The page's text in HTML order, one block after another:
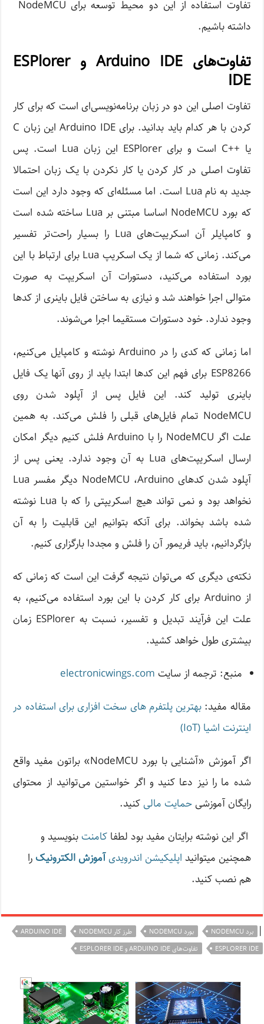
داشته باشیم.
تفاوت‌های Arduino IDE و ESPlorer
IDE
تفاوت اصلی این دو در زبان برنامه‌نویسی‌ای است که برای کار
کردن با هر کدام باید بدانید. برای Arduino IDE این زبان C
یا ++C است و برای ESPlorer این زبان Lua است. پس
تفاوت اصلی در کار کردن یا کار نکردن با یک زبان احتمالا
جدید به نام Lua است. اما مسئله‌ای که وجود دارد این است
که بورد NodeMCU اساسا مبتنی بر Lua ساخته شده است
و کامپایلر آن اسکریپت‌های Lua را بسیار راحت‌تر تفسیر
می‌کند. زمانی که شما از یک اسکریپ Lua برای ارتباط با این
بورد استفاده می‌کنید، دستورات آن اسکریپت به صورت
متوالی اجرا خواهند شد و نیازی به ساختن فایل باینری از کدها
وجود ندارد. خود دستورات مستقیما اجرا می‌شوند.
اما زمانی که کدی را در Arduino نوشته و کامپایل می‌کنیم،
ESP8266 برای فهم این کدها ابتدا باید از روی آنها یک فایل
باینری تولید کند. این فایل پس از آپلود شدن روی
NodeMCU تمام فایل‌های قبلی را فلش می‌کند. به همین
علت اگر NodeMCU را با Arduino فلش کنیم دیگر امکان
ارسال اسکریپت‌های Lua به آن وجود ندارد. یعنی پس از
آپلود شدن کدهای NodeMCU ،Arduino دیگر مفسر Lua
نخواهد بود و نمی تواند هیچ اسکریپتی را که با Lua نوشته
شده باشد بخواند. برای آنکه بتوانیم این قابلیت را به آن
بازگردانیم، باید فریمور آن را فلش و مجددا بارگزاری کنیم.
نکته‌ی دیگری که می‌توان نتیجه گرفت این است که زمانی که
از Arduino برای کار کردن با این بورد استفاده می‌کنیم، به
علت این فرآیند تبدیل و تفسیر، نسبت به ESPlorer زمان
بیشتری طول خواهد کشید.
منبع: ترجمه از سایت electronicwings.com
مقاله مفید: بهترین پلتفرم های سخت افزاری برای استفاده در
اینترنت اشیا (IoT)
اگر آموزش «آشنایی با بورد NodeMCU» براتون مفید واقع
شده ما را نیز دعا کنید و اگر خواستین می‌توانید از محتوا‌ی
رایگان آموزشیحمایت مالی کنید.
اگر این نوشته‌ برایتان مفید بود لطفاکامنت بنویسید و
همچنین میتوانید اپلیکیشن اندرویدیآموزش الکترونیک را
هم نصب کنید.
| برد NODEMCU بورد NODEMCU طرز کار NODEMCU
ARDUINO IDE
ESPLORER IDE
تفاوت‌های ARDUINO IDE و ESPLORER IDE